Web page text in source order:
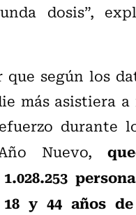
dosis”,
que según los
más asistiera
durante
Nuevo,
y 44 años